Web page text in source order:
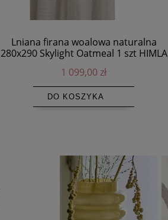
Lniana firana woalowa naturalna
280x290 Skylight Oatmeal 1 szt HIMLA
1 099,00 zł
DO KOSZYKA